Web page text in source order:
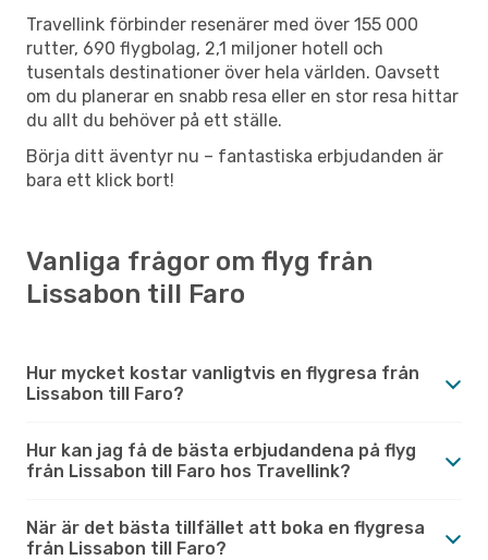
Travellink förbinder resenärer med över 155 000
rutter, 690 flygbolag, 2,1 miljoner hotell och
tusentals destinationer över hela världen. Oavsett
om du planerar en snabb resa eller en stor resa hittar
du allt du behöver på ett ställe.
Börja ditt äventyr nu – fantastiska erbjudanden är
bara ett klick bort!
Vanliga frågor om flyg från
Lissabon till Faro
Hur mycket kostar vanligtvis en flygresa från
Lissabon till Faro?
Hur kan jag få de bästa erbjudandena på flyg
från Lissabon till Faro hos Travellink?
När är det bästa tillfället att boka en flygresa
från Lissabon till Faro?